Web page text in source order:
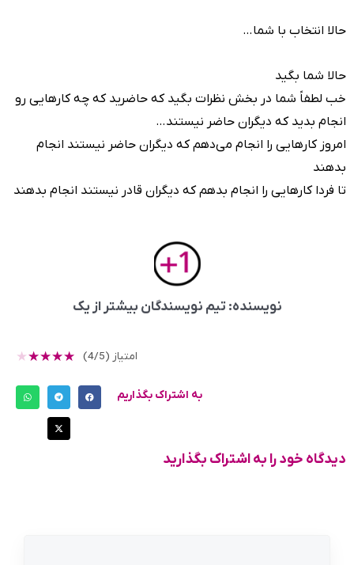
حالا انتخاب با شما…
حالا شما بگید
خب لطفاً شما در بخش نظرات بگید که حاضرید که چه کارهایی رو
انجام بدید که دیگران حاضر نیستند…
امروز کارهایی را انجام می‌دهم که دیگران حاضر نیستند انجام
بدهند
تا فردا کارهایی را انجام بدهم که دیگران قادر نیستند انجام بدهند
نویسنده: تیم نویسندگان بیشتر از یک
امتیاز (4/5) ★
★
★
★
★
به اشتراک بگذاریم
دیدگاه خود را به اشتراک بگذارید